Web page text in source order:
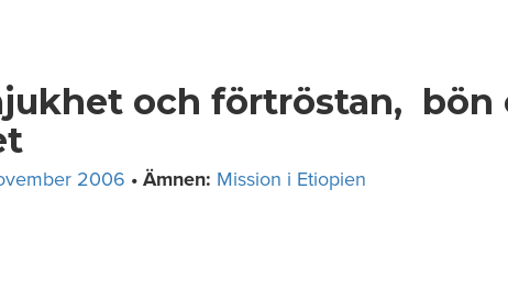
och förtröstan, bön
2006 • Ämnen: Mission i Etiopien